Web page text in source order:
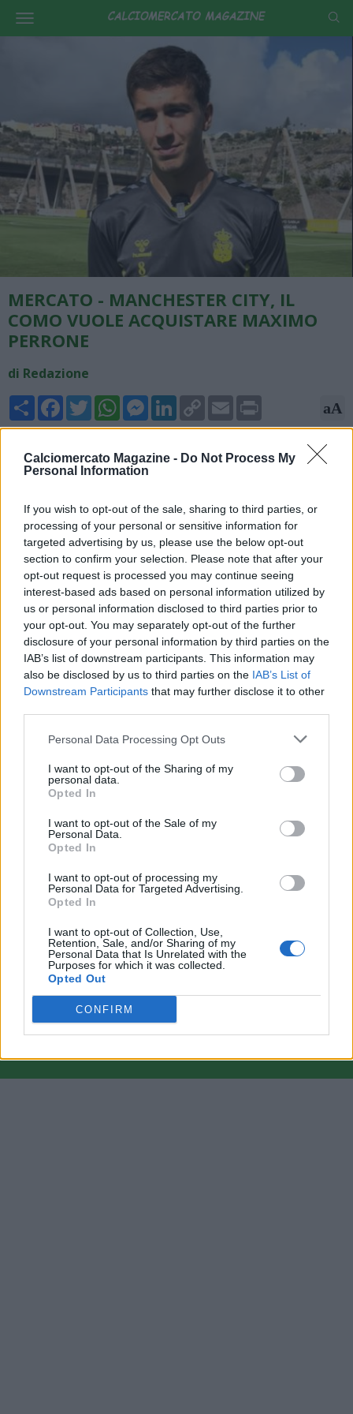
Calciomercato Magazine - Do Not Process My
Personal Information
If you wish to opt-out of the sale, sharing to third parties, or
processing of your personal or sensitive information for
targeted advertising by us, please use the below opt-out
section to confirm your selection. Please note that after your
opt-out request is processed you may continue seeing
interest-based ads based on personal information utilized by
us or personal information disclosed to third parties prior to
your opt-out. You may separately opt-out of the further
disclosure of your personal information by third parties on the
IAB’s list of downstream participants. This information may
also be disclosed by us to third parties on the IAB’s List of
Downstream Participants that may further disclose it to other
Personal Data Processing Opt Outs
I want to opt-out of the Sharing of my
personal data.
Opted In
I want to opt-out of the Sale of my
Personal Data.
Opted In
I want to opt-out of processing my
Personal Data for Targeted Advertising.
Opted In
I want to opt-out of Collection, Use,
Retention, Sale, and/or Sharing of my
Personal Data that Is Unrelated with the
Purposes for which it was collected.
Opted Out
CONFIRM
MERCATO - MANCHESTER CITY, IL
COMO VUOLE ACQUISTARE MAXIMO
PERRONE
di Redazione
Share FacebookTwitterWhatsAppMessengerLinkedInCopy
Link
Email aA
Il Como fa sul serio e non ha intenzione soltanto di rinnovare il
avrebbe infatti deciso di provare ad acquistare il calciatore di
proprietà del Manchester City come riportato da
Tuttomercatoweb.com.
VAI ALLA VERSIONE CLASSICA
Il materiale (testo, foto e video) consultabile in questo portale è di nostra proprietà.
comunicati stampa con immagini e testi allegati ed autorizzati alla pubblicazione, e
quindi valutati di pubblico dominio. Se i soggetti o gli autori avessero qualcosa in
contrario alla pubblicazione, non avranno che da segnalarlo alla redazione (indirizzo
redazione@napolimagazine.com), che provvederà prontamente alla rimozione.
"Calciomercato Magazine" non è una testata giornalistica, ma un sito di informazione di
proprietà di Napoli Magazine.